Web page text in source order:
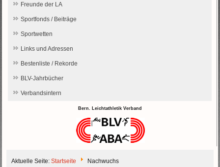
Freunde der LA
Sportfonds / Beiträge
Sportwetten
Links und Adressen
Bestenliste / Rekorde
BLV-Jahrbücher
Verbandsintern
Bern. Leichtathletik Verband
Aktuelle Seite:Startseite Nachwuchs